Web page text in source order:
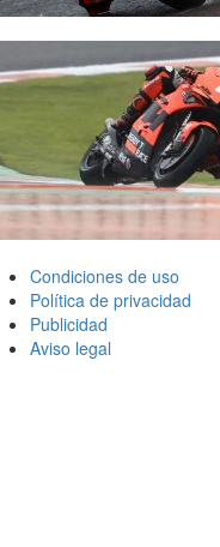
Condiciones de uso
Política de privacidad
Publicidad
Aviso legal